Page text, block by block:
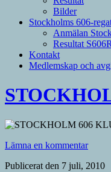
Bilder
Stockholms 606-
Anmälan
Resultat S606R
Kontakt
Medlemskap och
Lämna en kommentar
Publicerat den 7 juli, 2010